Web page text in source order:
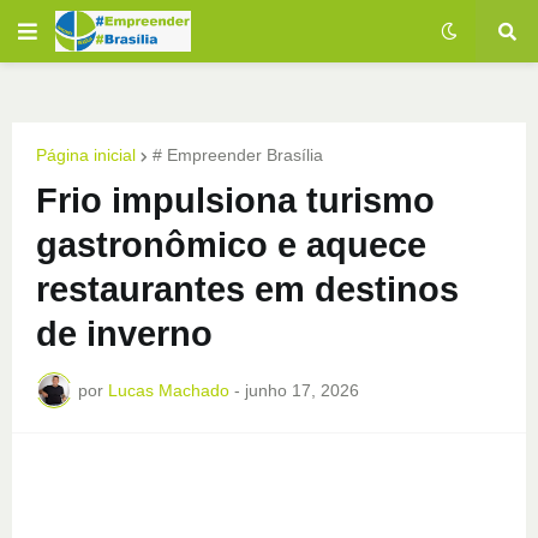
Página inicial # Empreender Brasília
Frio impulsiona turismo
gastronômico e aquece
restaurantes em destinos
de inverno
por Lucas Machado - junho 17, 2026